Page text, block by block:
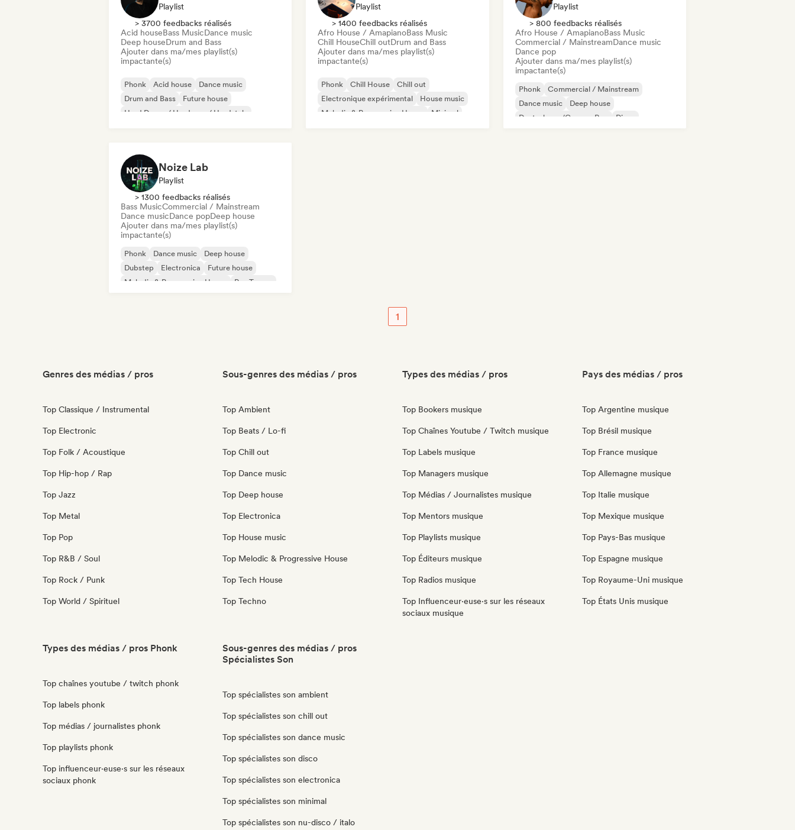
Playlist
> 3700 feedbacks réalisés
Acid houseBass MusicDance music
Deep houseDrum and Bass
Ajouter dans ma/mes playlist(s)
impactante(s)
Phonk Acid house
Dance music
Drum and Bass
Future house
Hard Dance / Hardcore / Hardstyle
Playlist
> 1400 feedbacks réalisés
Afro House / AmapianoBass Music
Chill HouseChill outDrum and Bass
Ajouter dans ma/mes playlist(s)
impactante(s)
Phonk Chill House
Chill out
Electronique expérimental
House music
Melodic & Progressive House
Minimal
Playlist
> 800 feedbacks réalisés
Afro House / AmapianoBass Music
Commercial / MainstreamDance music
Dance pop
Ajouter dans ma/mes playlist(s)
impactante(s)
Phonk
Commercial / Mainstream
Dance music
Deep house
Deutschpop/German Pop
Disco
Noize Lab
Playlist
> 1300 feedbacks réalisés
Bass MusicCommercial / Mainstream
Dance musicDance popDeep house
Ajouter dans ma/mes playlist(s)
impactante(s)
Phonk Dance music
Deep house
Dubstep
Electronica
Future house
Melodic & Progressive House
Psy-Trance
1
Genres des médias / pros
Top Classique / Instrumental
Top Electronic
Top Folk / Acoustique
Top Hip-hop / Rap
Top Jazz
Top Metal
Top Pop
Top R&B / Soul
Top Rock / Punk
Top World / Spirituel
Sous-genres des médias / pros
Top Ambient
Top Beats / Lo-fi
Top Chill out
Top Dance music
Top Deep house
Top Electronica
Top House music
Top Melodic & Progressive House
Top Tech House
Top Techno
Types des médias / pros
Top Bookers musique
Top Chaînes Youtube / Twitch musique
Top Labels musique
Top Managers musique
Top Médias / Journalistes musique
Top Mentors musique
Top Playlists musique
Top Éditeurs musique
Top Radios musique
Top Influenceur·euse·s sur les réseaux
sociaux musique
Pays des médias / pros
Top Argentine musique
Top Brésil musique
Top France musique
Top Allemagne musique
Top Italie musique
Top Mexique musique
Top Pays-Bas musique
Top Espagne musique
Top Royaume-Uni musique
Top États Unis musique
Types des médias / pros Phonk
Top chaînes youtube / twitch phonk
Top labels phonk
Top médias / journalistes phonk
Top playlists phonk
Top influenceur·euse·s sur les réseaux
sociaux phonk
Sous-genres des médias / pros
Spécialistes Son
Top spécialistes son ambient
Top spécialistes son chill out
Top spécialistes son dance music
Top spécialistes son disco
Top spécialistes son electronica
Top spécialistes son minimal
Top spécialistes son nu-disco / italo